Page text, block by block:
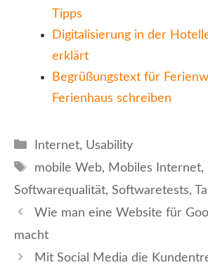
Tipps
Digitalisierung in der
erklärt
Begrüßungstext für
Ferienhaus schreiben
Kategorien
Internet, Usability
Schlagwörter
mobile Web, Mobiles Internet,
Softwarequalität, Softwaretests,
Wie man eine Website für
macht
Mit Social Media die